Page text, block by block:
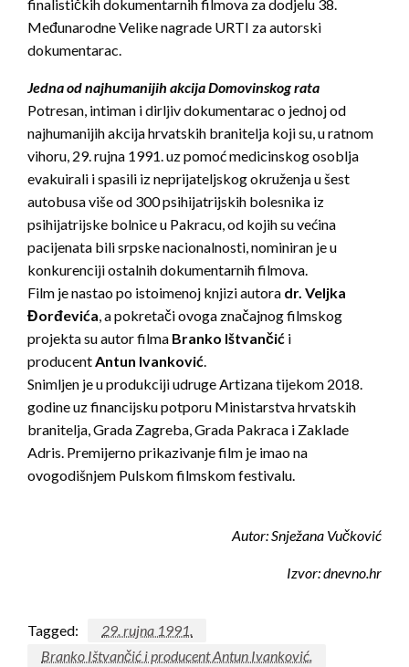
finalističkih dokumentarnih filmova za dodjelu 38.
Međunarodne Velike nagrade URTI za autorski
dokumentarac.
Jedna od najhumanijih akcija Domovinskog rata
Potresan, intiman i dirljiv dokumentarac o jednoj od
najhumanijih akcija hrvatskih branitelja koji su, u ratnom
vihoru, 29. rujna 1991. uz pomoć medicinskog osoblja
evakuirali i spasili iz neprijateljskog okruženja u šest
autobusa više od 300 psihijatrijskih bolesnika iz
psihijatrijske bolnice u Pakracu, od kojih su većina
pacijenata bili srpske nacionalnosti, nominiran je u
konkurenciji ostalnih dokumentarnih filmova.
Film je nastao po istoimenoj knjizi autora dr. Veljka
Đorđevića, a pokretači ovoga značajnog filmskog
projekta su autor filma Branko Ištvančić i
producentAntun Ivanković.
Snimljen je u produkciji udruge Artizana tijekom 2018.
godine uz financijsku potporu Ministarstva hrvatskih
branitelja, Grada Zagreba, Grada Pakraca i Zaklade
Adris. Premijerno prikazivanje film je imao na
ovogodišnjem Pulskom filmskom festivalu.
Autor: Snježana Vučković
Izvor: dnevno.hr
Tagged:
29. rujna 1991.
Branko Ištvančić i producent Antun Ivanković.